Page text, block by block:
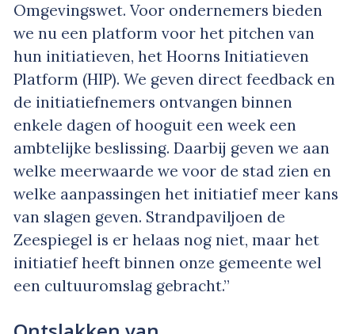
Omgevingswet. Voor ondernemers bieden
we nu een platform voor het pitchen van
hun initiatieven, het Hoorns Initiatieven
Platform (HIP). We geven direct feedback en
de initiatiefnemers ontvangen binnen
enkele dagen of hooguit een week een
ambtelijke beslissing. Daarbij geven we aan
welke meerwaarde we voor de stad zien en
welke aanpassingen het initiatief meer kans
van slagen geven. Strandpaviljoen de
Zeespiegel is er helaas nog niet, maar het
initiatief heeft binnen onze gemeente wel
een cultuuromslag gebracht.”